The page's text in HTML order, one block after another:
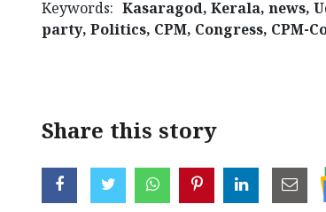
Keywords: Kasaragod, Kerala, news,
party, Politics, CPM, Congress, CPM-
Share this story